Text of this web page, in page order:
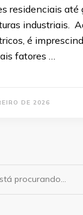
residenciais até
industriais.
é
fatores …
DE 2026